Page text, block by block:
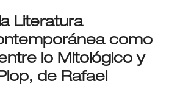
Literatura
como
lo Mitológico y
de Rafael